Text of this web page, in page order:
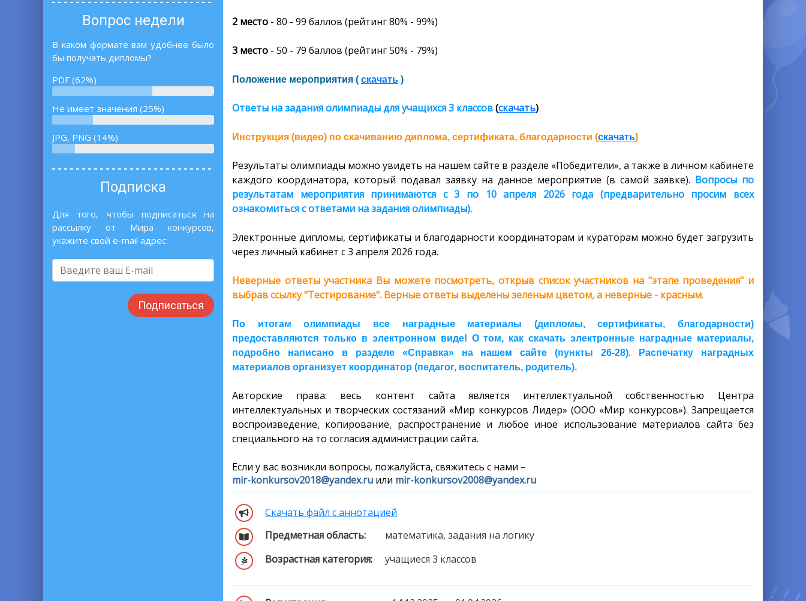
Вопрос недели
В каком формате вам удобнее было
бы получать дипломы?
PDF (62%)
Не имеет значения (25%)
JPG, PNG (14%)
Подписка
Для того, чтобы подписаться на
рассылку от Мира конкурсов,
укажите свой e-mail адрес:
Подписаться
2 место - 80 - 99 баллов (рейтинг 80% - 99%)
3 место - 50 - 79 баллов (рейтинг 50% - 79%)
Положение мероприятия ( скачать )
Ответы на задания олимпиады для учащихся 3 классов(скачать)
Инструкция (видео) по скачиванию диплома, сертификата, благодарности (скачать)
Результаты олимпиады можно увидеть на нашем сайте в разделе «Победители», а также в личном кабинете
каждого координатора, который подавал заявку на данное мероприятие (в самой заявке). Вопросы по
результатам мероприятия принимаются с 3 по 10 апреля 2026 года (предварительно просим всех
ознакомиться с ответами на задания олимпиады).
Электронные дипломы, сертификаты и благодарности координаторам и кураторам можно будет загрузить
через личный кабинет с 3 апреля 2026 года.
Неверные ответы участника Вы можете посмотреть, открыв список участников на "этапе проведения" и
выбрав ссылку "Тестирование". Верные ответы выделены зеленым цветом, а неверные - красным.
По итогам олимпиады все наградные материалы (дипломы, сертификаты, благодарности)
предоставляются только в электронном виде! О том, как скачать электронные наградные материалы,
подробно написано в разделе «Справка» на нашем сайте (пункты 26-28). Распечатку наградных
материалов организует координатор (педагог, воспитатель, родитель).
Авторские права: весь контент сайта является интеллектуальной собственностью Центра
интеллектуальных и творческих состязаний «Мир конкурсов Лидер» (ООО «Мир конкурсов»). Запрещается
воспроизведение, копирование, распространение и любое иное использование материалов сайта без
специального на то согласия администрации сайта.
Если у вас возникли вопросы, пожалуйста, свяжитесь с нами –
mir-konkursov2018@yandex.ru или mir-konkursov2008@yandex.ru
Скачать файл с аннотацией
Предметная область:
математика, задания на логику
Возрастная категория:
учащиеся 3 классов